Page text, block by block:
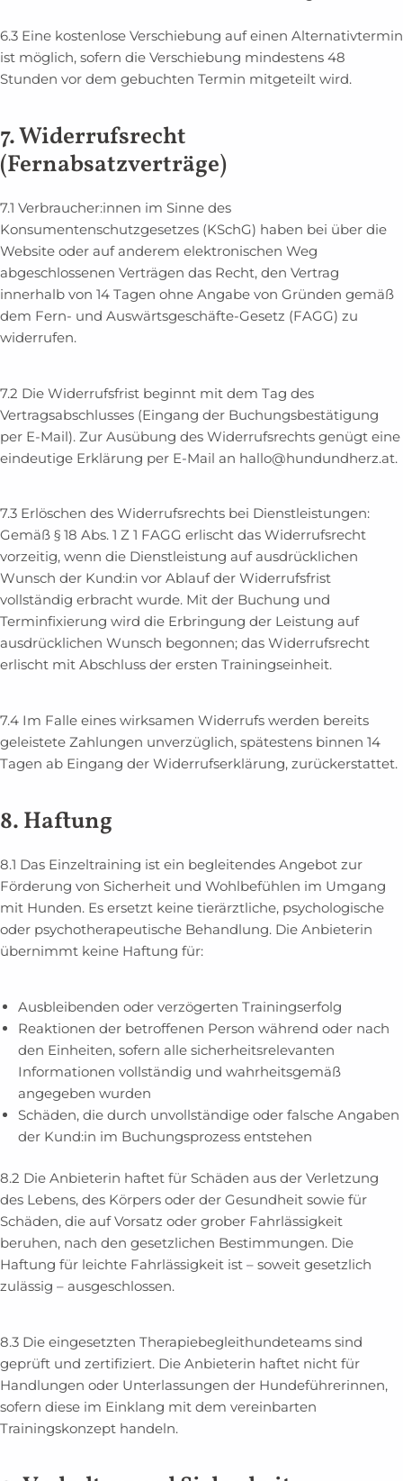
6.3 Eine kostenlose Verschiebung auf einen Alternativtermin
ist möglich, sofern die Verschiebung mindestens 48
Stunden vor dem gebuchten Termin mitgeteilt wird.
7. Widerrufsrecht
(Fernabsatzverträge)
7.1 Verbraucher:innen im Sinne des
Konsumentenschutzgesetzes (KSchG) haben bei über die
Website oder auf anderem elektronischen Weg
abgeschlossenen Verträgen das Recht, den Vertrag
innerhalb von 14 Tagen ohne Angabe von Gründen gemäß
dem Fern- und Auswärtsgeschäfte-Gesetz (FAGG) zu
widerrufen.
7.2 Die Widerrufsfrist beginnt mit dem Tag des
Vertragsabschlusses (Eingang der Buchungsbestätigung
per E-Mail). Zur Ausübung des Widerrufsrechts genügt eine
eindeutige Erklärung per E-Mail an hallo@hundundherz.at.
7.3 Erlöschen des Widerrufsrechts bei Dienstleistungen:
Gemäß § 18 Abs. 1 Z 1 FAGG erlischt das Widerrufsrecht
vorzeitig, wenn die Dienstleistung auf ausdrücklichen
Wunsch der Kund:in vor Ablauf der Widerrufsfrist
vollständig erbracht wurde. Mit der Buchung und
Terminfixierung wird die Erbringung der Leistung auf
ausdrücklichen Wunsch begonnen; das Widerrufsrecht
erlischt mit Abschluss der ersten Trainingseinheit.
7.4 Im Falle eines wirksamen Widerrufs werden bereits
geleistete Zahlungen unverzüglich, spätestens binnen 14
Tagen ab Eingang der Widerrufserklärung, zurückerstattet.
8. Haftung
8.1 Das Einzeltraining ist ein begleitendes Angebot zur
Förderung von Sicherheit und Wohlbefühlen im Umgang
mit Hunden. Es ersetzt keine tierärztliche, psychologische
oder psychotherapeutische Behandlung. Die Anbieterin
übernimmt keine Haftung für:
Ausbleibenden oder verzögerten Trainingserfolg
Reaktionen der betroffenen Person während oder nach
den Einheiten, sofern alle sicherheitsrelevanten
Informationen vollständig und wahrheitsgemäß
angegeben wurden
Schäden, die durch unvollständige oder falsche Angaben
der Kund:in im Buchungsprozess entstehen
8.2 Die Anbieterin haftet für Schäden aus der Verletzung
des Lebens, des Körpers oder der Gesundheit sowie für
Schäden, die auf Vorsatz oder grober Fahrlässigkeit
beruhen, nach den gesetzlichen Bestimmungen. Die
Haftung für leichte Fahrlässigkeit ist – soweit gesetzlich
zulässig – ausgeschlossen.
8.3 Die eingesetzten Therapiebegleithundeteams sind
geprüft und zertifiziert. Die Anbieterin haftet nicht für
Handlungen oder Unterlassungen der Hundeführerinnen,
sofern diese im Einklang mit dem vereinbarten
Trainingskonzept handeln.